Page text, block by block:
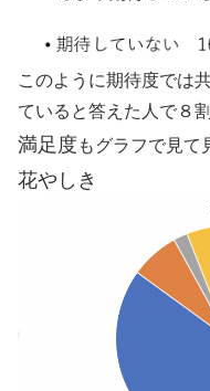
このように期待度では
ていると答えた人で８
満足度 もグラフで見て
花やしき